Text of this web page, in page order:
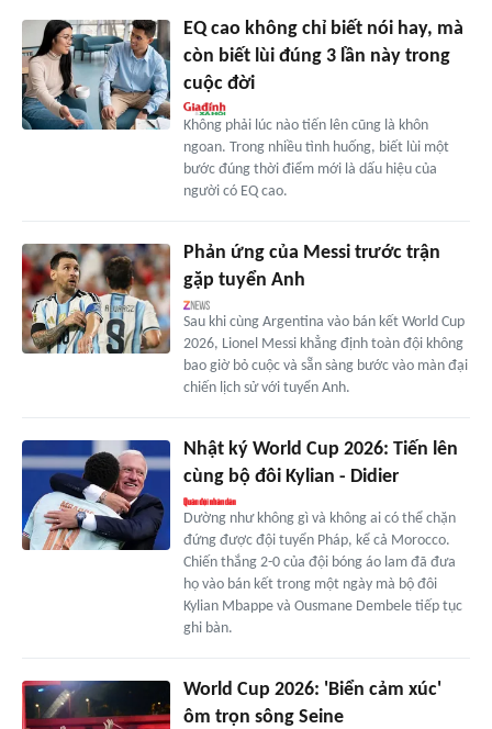
EQ cao không chỉ biết nói hay, mà
còn biết lùi đúng 3 lần này trong
cuộc đời
Không phải lúc nào tiến lên cũng là khôn
ngoan. Trong nhiều tình huống, biết lùi một
bước đúng thời điểm mới là dấu hiệu của
người có EQ cao.
Phản ứng của Messi trước trận
gặp tuyển Anh
Sau khi cùng Argentina vào bán kết World Cup
2026, Lionel Messi khẳng định toàn đội không
bao giờ bỏ cuộc và sẵn sàng bước vào màn đại
chiến lịch sử với tuyển Anh.
Nhật ký World Cup 2026: Tiến lên
cùng bộ đôi Kylian - Didier
Dường như không gì và không ai có thể chặn
đứng được đội tuyển Pháp, kể cả Morocco.
Chiến thắng 2-0 của đội bóng áo lam đã đưa
họ vào bán kết trong một ngày mà bộ đôi
Kylian Mbappe và Ousmane Dembele tiếp tục
ghi bàn.
World Cup 2026: 'Biển cảm xúc'
ôm trọn sông Seine